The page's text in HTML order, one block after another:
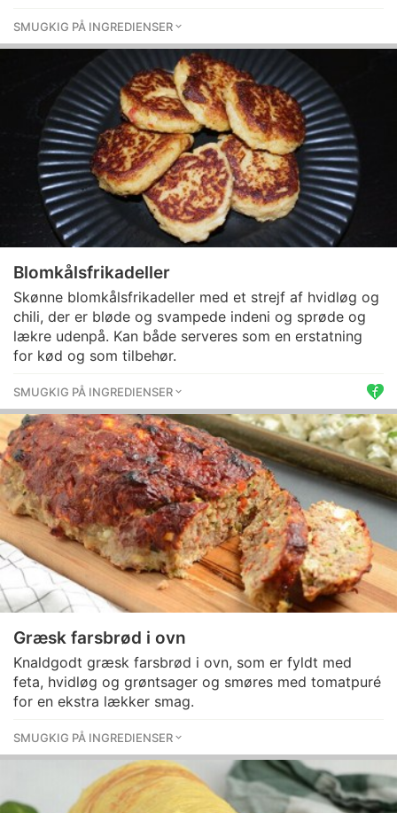
SMUGKIG PÅ INGREDIENSER
Blomkålsfrikadeller
Skønne blomkålsfrikadeller med et strejf af hvidløg og
chili, der er bløde og svampede indeni og sprøde og
lækre udenpå. Kan både serveres som en erstatning
for kød og som tilbehør.
SMUGKIG PÅ INGREDIENSER
Græsk farsbrød i ovn
Knaldgodt græsk farsbrød i ovn, som er fyldt med
feta, hvidløg og grøntsager og smøres med tomatpuré
for en ekstra lækker smag.
SMUGKIG PÅ INGREDIENSER